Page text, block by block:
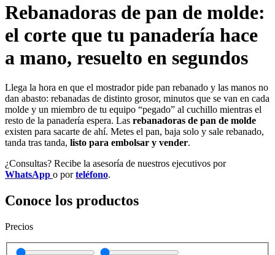
Rebanadoras de pan de molde:
el corte que tu panadería hace
a mano, resuelto en segundos
Llega la hora en que el mostrador pide pan rebanado y las manos no
dan abasto: rebanadas de distinto grosor, minutos que se van en cada
molde y un miembro de tu equipo “pegado” al cuchillo mientras el
resto de la panadería espera. Las rebanadoras de pan de molde
existen para sacarte de ahí. Metes el pan, baja solo y sale rebanado,
tanda tras tanda, listo para embolsar y vender.
¿Consultas? Recibe la asesoría de nuestros ejecutivos por
WhatsApp o porteléfono.
Conoce los productos
Precios